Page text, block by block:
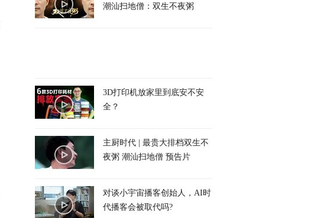
潮汕扫地僧：双生不夜粥
3D打印机放家里到底安不安
全？
主厨时代 | 最贵大排档双生不
夜粥 潮汕扫地僧 预告片
对谈小宇宙播客创始人，AI时
代播客会被取代吗?